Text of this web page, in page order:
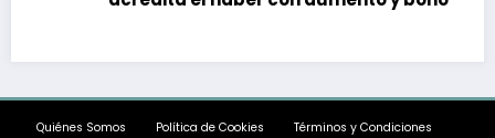
Quiénes Somos Política de Cookies Términos y Condiciones